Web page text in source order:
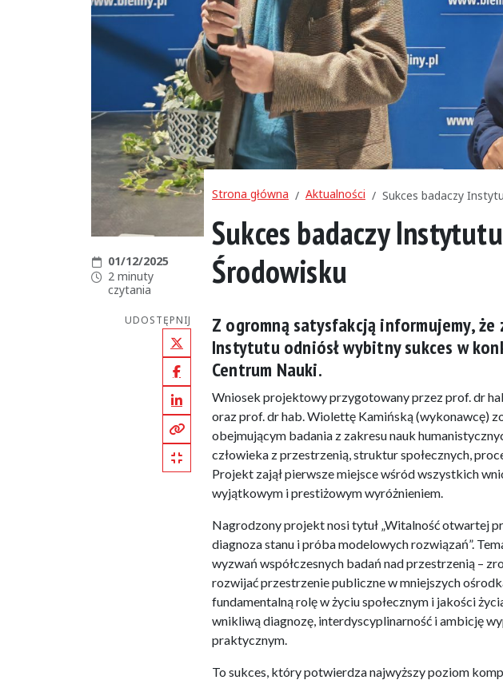
Data publikacji:
01/12/2025
Czas czytania:
2 minuty
czytania
UDOSTĘPNIJ
X (Twitter)
Facebook
LinkedIn
Kopiuj pełny link
Kopiuj krótki link
Strona główna Aktualności Sukces badaczy
Sukces badaczy
Środowisku
Z ogromną satysfakcją informujemy, że
Instytutu odniósł wybitny sukces w
Centrum Nauki.
Wniosek projektowy przygotowany przez prof. dr
oraz prof. dr hab. Wiolettę Kamińską (wykonawcę)
obejmującym badania z zakresu nauk
człowieka z przestrzenią, struktur społecznych,
Projekt zajął pierwsze miejsce wśród wszystkich
wyjątkowym i prestiżowym wyróżnieniem.
Nagrodzony projekt nosi tytuł „Witalność otwartej
diagnoza stanu i próba modelowych rozwiązań”.
wyzwań współczesnych badań nad przestrzenią –
rozwijać przestrzenie publiczne w mniejszych
fundamentalną rolę w życiu społecznym i jakości
wnikliwą diagnozę, interdyscyplinarność i ambicję
praktycznym.
To sukces, który potwierdza najwyższy poziom